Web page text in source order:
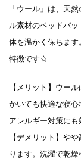
「ウール」は、天
ル素材のベッドパ
体を温かく保ちま
特徴です☆
【メリット】ウー
かいても快適な寝心
アレルギー対策にも
【デメリット】や
ります。洗濯で乾